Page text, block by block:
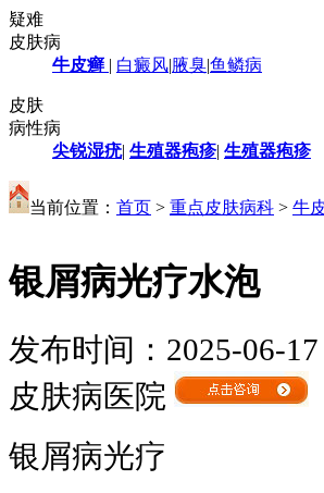
疑难
皮肤病
牛皮癣 | 白癜风|腋臭|鱼鳞病
皮肤
病性病
尖锐湿疣| 生殖器疱疹| 生殖器疱疹
当前位置： 首页 > 重点皮肤病科 > 牛
银屑病光疗水泡
发布时间：2025-06-17
皮肤病医院
银屑病光疗